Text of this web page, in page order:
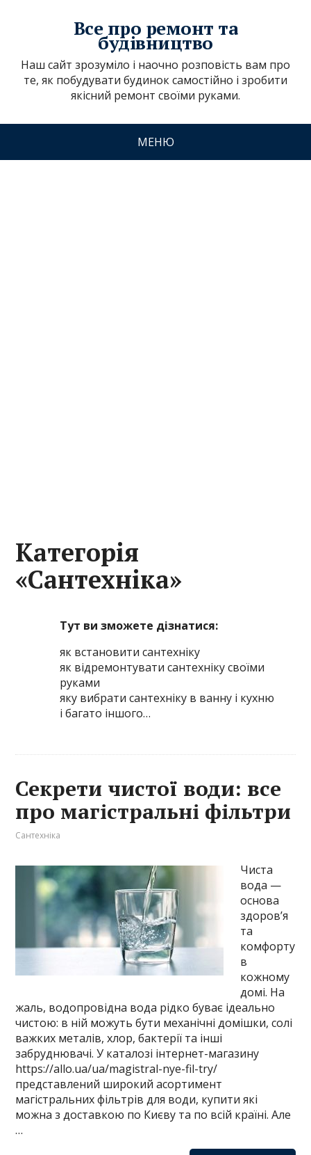
Все про ремонт та
будівництво
Наш сайт зрозуміло і наочно розповість вам про
те, як побудувати будинок самостійно і зробити
якісний ремонт своїми руками.
МЕНЮ
Категорія
«Сантехніка»
Тут ви зможете дізнатися:
як встановити сантехніку
як відремонтувати сантехніку своїми
руками
яку вибрати сантехніку в ванну і кухню
і багато іншого…
Секрети чистої води: все
про магістральні фільтри
Сантехніка
Чиста
вода —
основа
здоров’я
та
комфорту
в
кожному
домі. На
жаль, водопровідна вода рідко буває ідеально
чистою: в ній можуть бути механічні домішки, солі
важких металів, хлор, бактерії та інші
забруднювачі. У каталозі інтернет-магазину
https://allo.ua/ua/magistral-nye-fil-try/
представлений широкий асортимент
магістральних фільтрів для води, купити які
можна з доставкою по Києву та по всій країні. Але
…